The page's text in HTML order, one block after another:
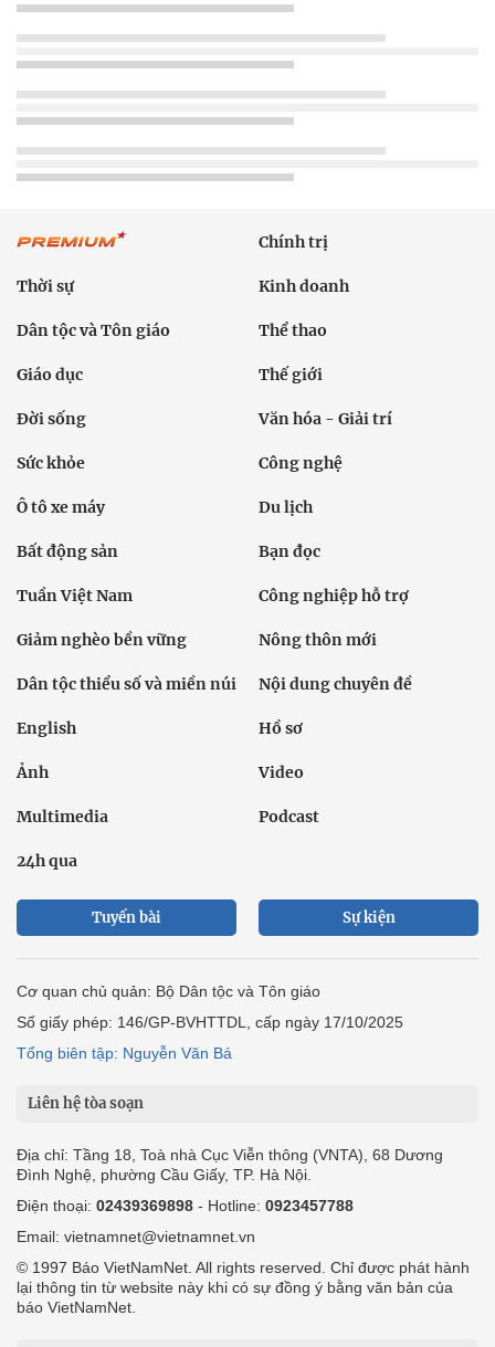
Chính trị
Thời sự Kinh doanh
Dân tộc và Tôn giáo Thể thao
Giáo dục Thế giới
Đời sống Văn hóa - Giải trí
Sức khỏe Công nghệ
Ô tô xe máy Du lịch
Bất động sản Bạn đọc
Tuần Việt Nam Công nghiệp hỗ trợ
Giảm nghèo bền vững Nông thôn mới
Dân tộc thiểu số và miền núi Nội dung chuyên đề
English Hồ sơ
Ảnh Video
Multimedia Podcast
24h qua
Tuyến bài Sự kiện
Cơ quan chủ quản: Bộ Dân tộc và Tôn giáo
Số giấy phép: 146/GP-BVHTTDL, cấp ngày 17/10/2025
Tổng biên tập: Nguyễn Văn Bá
Liên hệ tòa soạn
Địa chỉ: Tầng 18, Toà nhà Cục Viễn thông (VNTA), 68 Dương
Đình Nghệ, phường Cầu Giấy, TP. Hà Nội.
Điện thoại: 02439369898 - Hotline: 0923457788
Email: vietnamnet@vietnamnet.vn
© 1997 Báo VietNamNet. All rights reserved. Chỉ được phát hành
lại thông tin từ website này khi có sự đồng ý bằng văn bản của
báo VietNamNet.